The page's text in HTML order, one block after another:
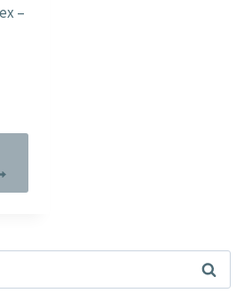
–
Haku